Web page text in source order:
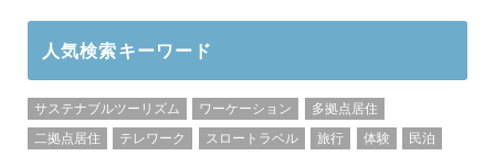
人気検索キーワード
サステナブルツーリズム ワーケーション
多拠点居住
二拠点居住
テレワーク スロートラベル 旅行 体験 民泊